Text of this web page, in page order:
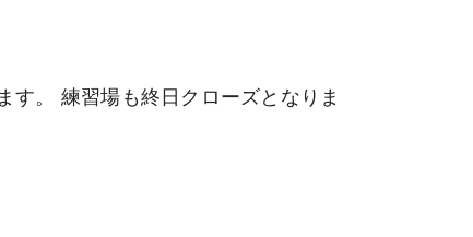
す。 練習場も終日クローズとなりま